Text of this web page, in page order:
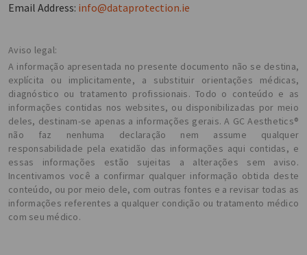
Email Address: info@dataprotection.ie
Aviso legal:
A informação apresentada no presente documento não se destina,
explícita ou implicitamente, a substituir orientações médicas,
diagnóstico ou tratamento profissionais. Todo o conteúdo e as
informações contidas nos websites, ou disponibilizadas por meio
deles, destinam-se apenas a informações gerais. A GC Aesthetics®
não faz nenhuma declaração nem assume qualquer
responsabilidade pela exatidão das informações aqui contidas, e
essas informações estão sujeitas a alterações sem aviso.
Incentivamos você a confirmar qualquer informação obtida deste
conteúdo, ou por meio dele, com outras fontes e a revisar todas as
informações referentes a qualquer condição ou tratamento médico
com seu médico.